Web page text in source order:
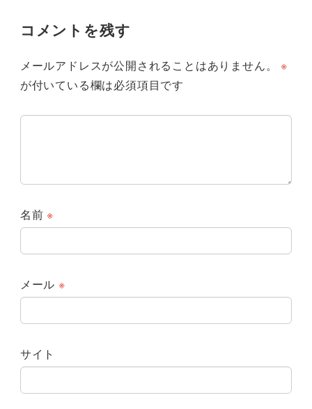
コメントを残す
メールアドレスが公開されることはありません。
※
が付いている欄は必須項目です
名前※
メール ※
サイト